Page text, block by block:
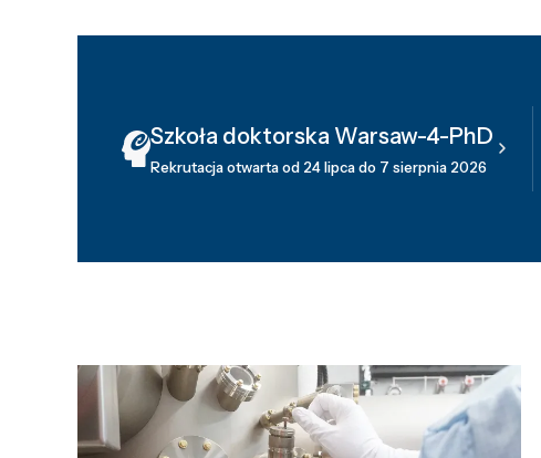
Szkoła doktorska Warsaw-4-PhD
Rekrutacja otwarta od 24 lipca do 7 sierpnia 2026